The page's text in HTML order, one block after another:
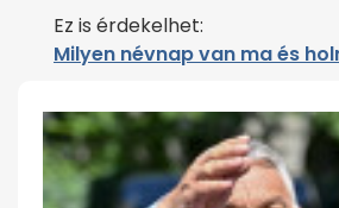
Ez is érdekelhet:
Milyen névnap van ma és